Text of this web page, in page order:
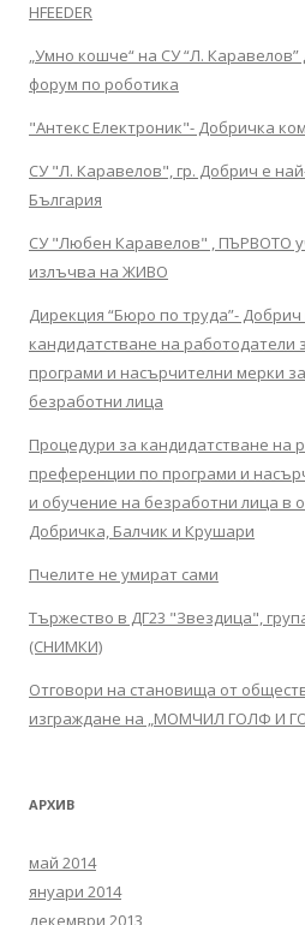
HFEEDER
„Умно кошче“ на СУ “Л.
форум по роботика
"Антекс Електроник"- Добричка
СУ "Л. Каравелов", гр. Добрич е
България
СУ "Любен Каравелов" , ПЪРВОТО
излъчва на ЖИВО
Дирекция “Бюро по труда”-
кандидатстване на работодатели
програми и насърчителни мерки
безработни лица
Процедури за кандидатстване на
преференции по програми и
и обучение на безработни лица в
Добричка, Балчик и Крушари
Пчелите не умират сами
Тържество в ДГ23 "Звездица",
(СНИМКИ)
Отговори на становища от
изграждане на „МОМЧИЛ ГОЛФ И
АРХИВ
май 2014
януари 2014
декември 2013